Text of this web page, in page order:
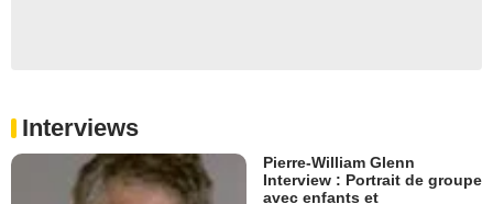
Interviews
Pierre-William Glenn
Interview : Portrait de groupe
avec enfants et